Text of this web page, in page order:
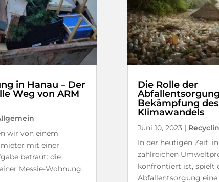
in Hanau – Der
Weg von ARM
wir von einem
mit einer
betraut: die
Messie-Wohnung
Die Rolle der
Bekämpfung des
Klimawandels
Juni 10, 2023|
In der heutigen Zeit,
zahlreichen
konfrontiert ist, spielt
Abfallentsorgung